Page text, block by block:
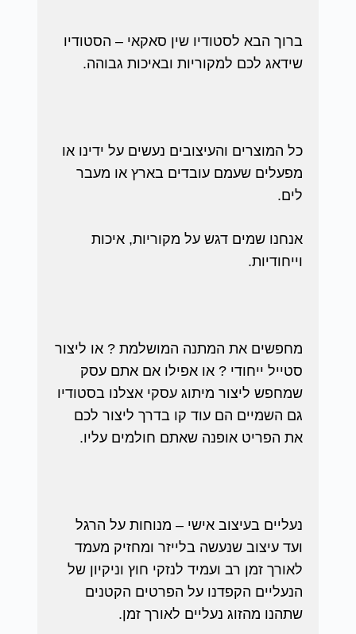
ברוך הבא לסטודיו שין סאקאי – הסטודיו
שידאג לכם למקוריות ובאיכות גבוהה.
כל המוצרים והעיצובים נעשים על ידינו או
מפעלים שעמם עובדים בארץ או מעבר
לים.
אנחנו שמים דגש על מקוריות, איכות
וייחודיות.
מחפשים את המתנה המושלמת ? או ליצור
סטייל ייחודי ? או אפילו אם אתם עסק
שמחפש ליצור מיתוג עסקי אצלנו בסטודיו
גם השמיים הם עוד קו בדרך ליצור לכם
את הפריט אופנה שאתם חולמים עליו.
נעליים בעיצוב אישי – מנוחות על הרגל
ועד עיצוב שנעשה בלייזר ומחזיק מעמד
לאורך זמן רב ועמיד לנזקי חוץ וניקיון של
הנעליים הקפדנו על הפרטים הקטנים
שתהנו מהזוג נעליים לאורך זמן.